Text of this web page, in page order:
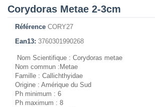
Corydoras Metae 2-3cm
Référence CORY27
Ean13: 3760301990268
Nom Scientifique : Corydoras metae
Nom commun :Metae
Famille : Callichthyidae
Origine : Amérique du Sud
Ph minimum : 6
Ph maximum : 8